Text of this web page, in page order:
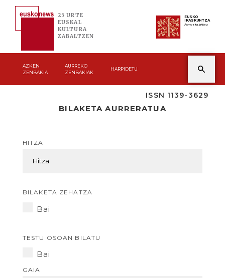
25 URTE
EUSKAL
KULTURA
ZABALTZEN
EUSKO
IKASKUNTZA
Asmoz ta jakitez
AZKEN
ZENBAKIA
AURREKO
ZENBAKIAK
HARPIDETU
ISSN 1139-3629
BILAKETA AURRERATUA
HITZA
BILAKETA ZEHATZA
Bai
TESTU OSOAN BILATU
Bai
GAIA